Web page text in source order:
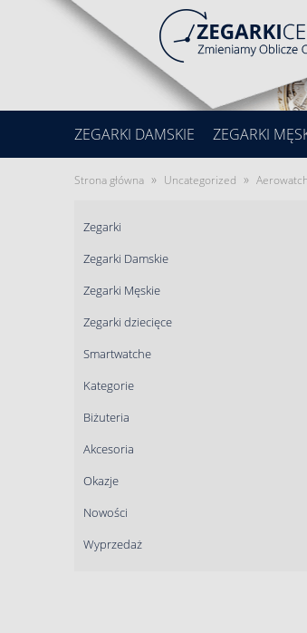
ZEGARKI DAMSKIE ZEGARKI
Strona główna » Uncategorized » Aerowatch
Zegarki
Zegarki Damskie
Zegarki Męskie
Zegarki dziecięce
Smartwatche
Kategorie
Biżuteria
Akcesoria
Okazje
Nowości
Wyprzedaż